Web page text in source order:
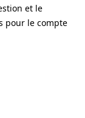
et le
pour le compte